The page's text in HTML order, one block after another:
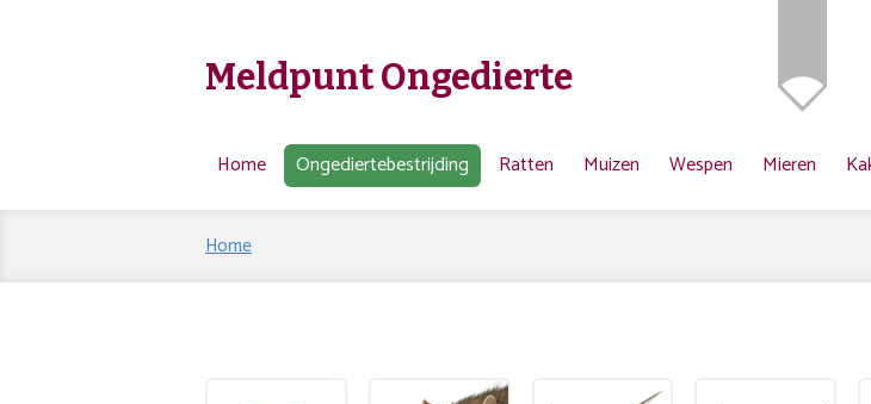
Meldpunt Ongedierte
Home Ongediertebestrijding Ratten Muizen Wespen Mieren
Home